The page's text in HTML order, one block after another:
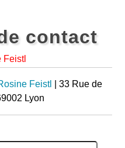
contact
Feistl
Feistl
| 33 Rue de
Lyon